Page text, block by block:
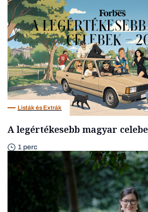
Listák és Extrák
A legértékesebb magyar
1 perc